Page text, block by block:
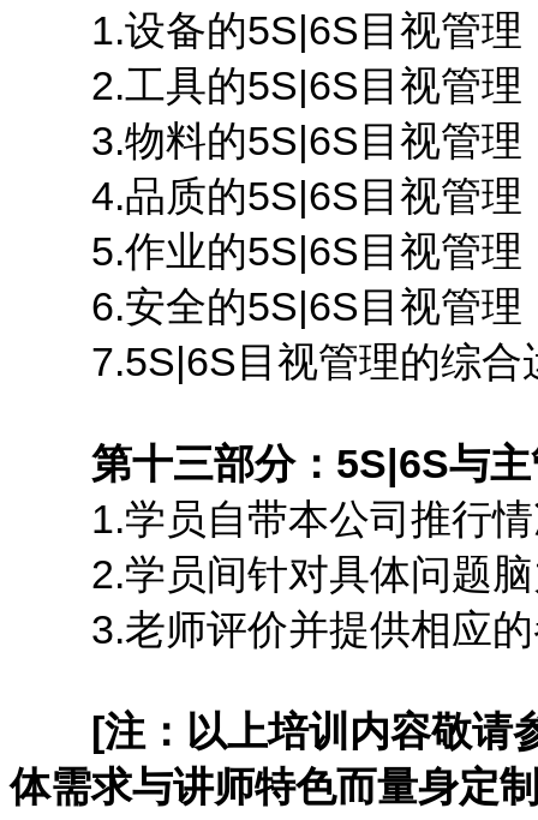
1.设备的5S|6S目视管理
2.工具的5S|6S目视管理
3.物料的5S|6S目视管理
4.品质的5S|6S目视管理
5.作业的5S|6S目视管理
6.安全的5S|6S目视管理
7.5S|6S目视管理的综合
第十三部分：5S|6S与
1.学员自带本公司推行情
2.学员间针对具体问题脑
3.老师评价并提供相应的
[注：以上培训内容敬请
体需求与讲师特色而量身定